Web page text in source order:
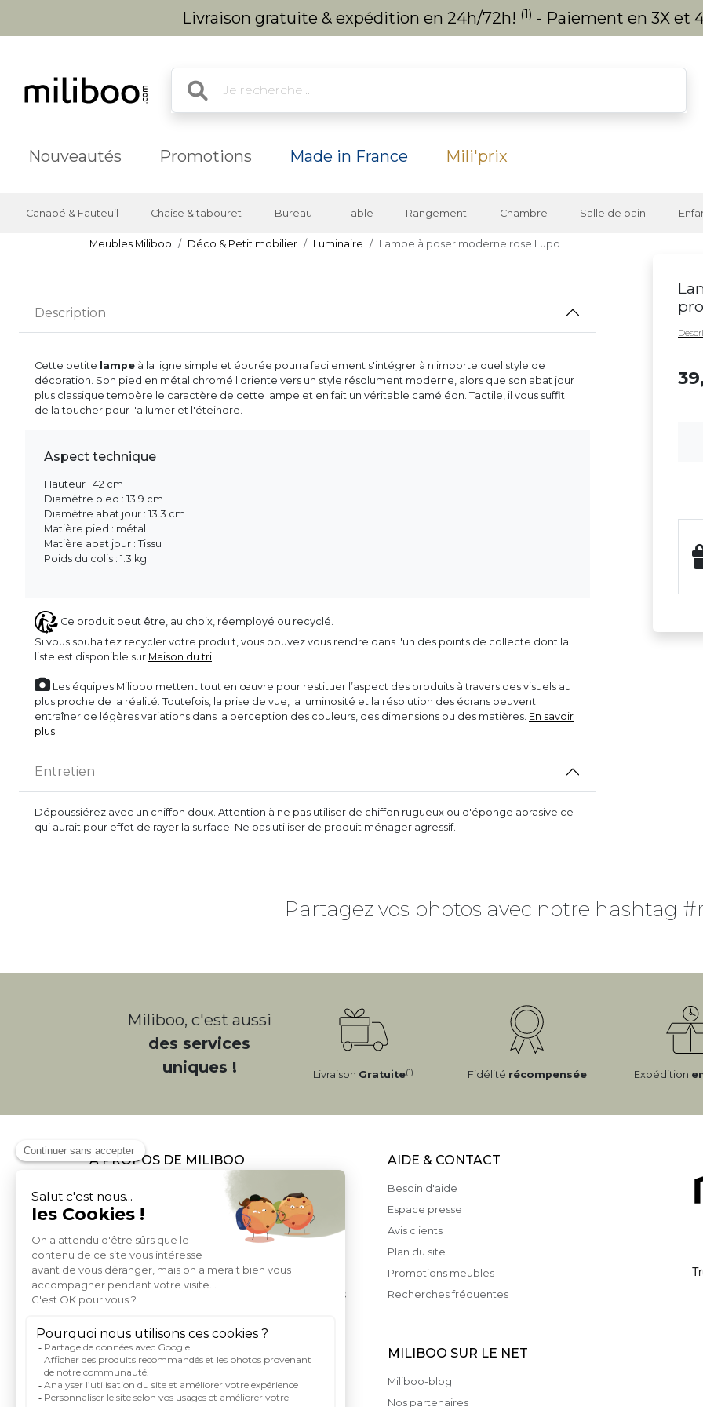
Livraison gratuite & expédition en 24h/72h! (1) - Paiement en 3X et
Nouveautés Promotions Made in France Mili'prix
Canapé & Fauteuil Chaise & tabouret Bureau Table Rangement Chambre Salle de bain
Meubles Miliboo Déco & Petit mobilier Luminaire Lampe à poser moderne rose Lupo
Description
Cette petite lampe à la ligne simple et épurée pourra facilement s'intégrer à n'importe quel style de
décoration. Son pied en métal chromé l'oriente vers un style résolument moderne, alors que son abat jour
plus classique tempère le caractère de cette lampe et en fait un véritable caméléon. Tactile, il vous suffit
de la toucher pour l'allumer et l'éteindre.
Aspect technique
Hauteur : 42 cm
Diamètre pied : 13.9 cm
Diamètre abat jour : 13.3 cm
Matière pied : métal
Matière abat jour : Tissu
Poids du colis : 1.3 kg
Ce produit peut être, au choix, réemployé ou recyclé.
Si vous souhaitez recycler votre produit, vous pouvez vous rendre dans l'un des points de collecte dont la
liste est disponible sur Maison du tri
Les équipes Miliboo mettent tout en œuvre pour restituer l’aspect des produits à travers des visuels au
plus proche de la réalité. Toutefois, la prise de vue, la luminosité et la résolution des écrans peuvent
entraîner de légères variations dans la perception des couleurs, des dimensions ou des matières. En savoir
plus
Entretien
Dépoussiérez avec un chiffon doux. Attention à ne pas utiliser de chiffon rugueux ou d'éponge abrasive ce
qui aurait pour effet de rayer la surface. Ne pas utiliser de produit ménager agressif.
Partagez vos photos avec notre hashtag
Miliboo, c'est aussi
des services
uniques !
Livraison Gratuite(1) Fidélité récompensée Expédition
À PROPOS DE MILIBOO
Qui sommes nous et nos engagements
Mentions légales
Livraison
Conditions générales de Vente
Politique de protection des données personnelles
Droits informatique et libertés
Carte de fidelite et parrainage
Rejoignez-nous
Index égalité femme homme
AIDE & CONTACT
Besoin d'aide
Espace presse
Avis clients
Plan du site
Promotions meubles
Recherches fréquentes
MILIBOO SUR LE NET
Miliboo-blog
Nos partenaires